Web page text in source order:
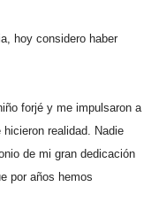
hoy considero haber
forjé y me impulsaron a
realidad. Nadie
de mi gran dedicación
por años hemos